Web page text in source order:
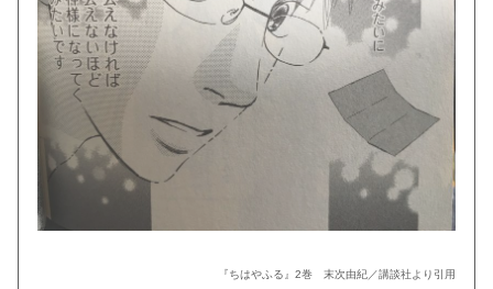
『ちはやふる』2巻 末次由紀／講談社より引用